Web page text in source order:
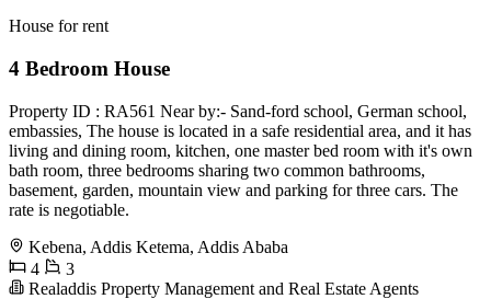
House for rent
4 Bedroom House
Property ID : RA561 Near by:- Sand-ford school, German school,
embassies, The house is located in a safe residential area, and it has
living and dining room, kitchen, one master bed room with it's own
bath room, three bedrooms sharing two common bathrooms,
basement, garden, mountain view and parking for three cars. The
rate is negotiable.
Kebena, Addis Ketema, Addis Ababa
4
3
Realaddis Property Management and Real Estate Agents